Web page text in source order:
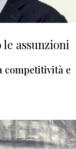
assunzioni
competitività e